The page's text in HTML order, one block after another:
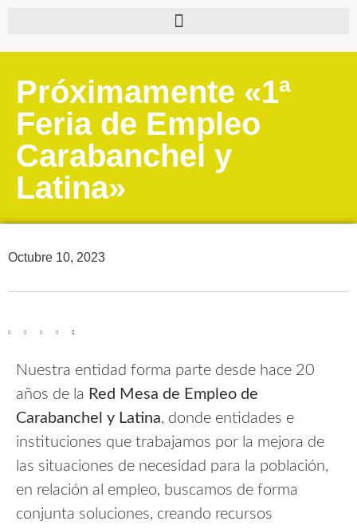
Próximamente «1ª
Feria de Empleo
Carabanchel y
Latina»
Octubre 10, 2023
Nuestra entidad forma parte desde hace 20
años de la Red Mesa de Empleo de
Carabanchel y Latina, donde entidades e
instituciones que trabajamos por la mejora de
las situaciones de necesidad para la población,
en relación al empleo, buscamos de forma
conjunta soluciones, creando recursos